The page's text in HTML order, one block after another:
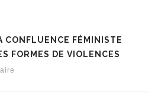
CONFLUENCE FÉMINISTE
FORMES DE VIOLENCES